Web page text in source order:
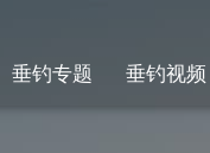
垂钓专题 垂钓视频